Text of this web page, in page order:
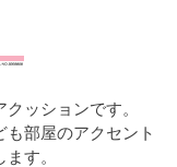
ッションです。
部屋のアクセント
す。